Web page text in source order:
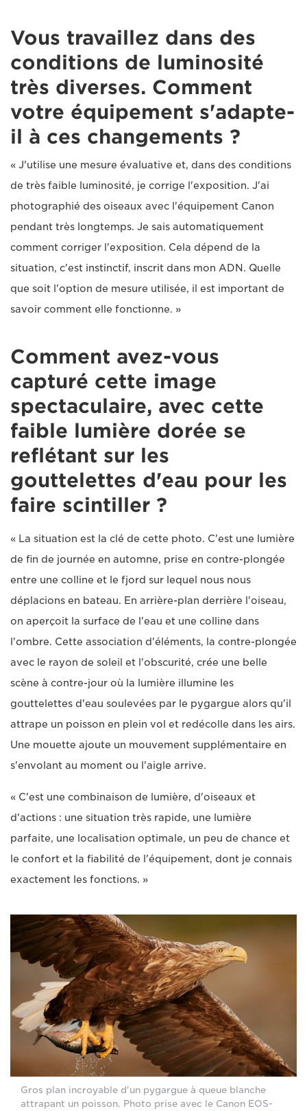
Vous travaillez dans des
conditions de luminosité
très diverses. Comment
votre équipement s'adapte-
il à ces changements ?
« J'utilise une mesure évaluative et, dans des conditions
de très faible luminosité, je corrige l'exposition. J'ai
photographié des oiseaux avec l'équipement Canon
pendant très longtemps. Je sais automatiquement
comment corriger l'exposition. Cela dépend de la
situation, c'est instinctif, inscrit dans mon ADN. Quelle
que soit l'option de mesure utilisée, il est important de
savoir comment elle fonctionne. »
Comment avez-vous
capturé cette image
spectaculaire, avec cette
faible lumière dorée se
reflétant sur les
gouttelettes d'eau pour les
faire scintiller ?
« La situation est la clé de cette photo. C'est une lumière
de fin de journée en automne, prise en contre-plongée
entre une colline et le fjord sur lequel nous nous
déplacions en bateau. En arrière-plan derrière l'oiseau,
on aperçoit la surface de l'eau et une colline dans
l'ombre. Cette association d'éléments, la contre-plongée
avec le rayon de soleil et l'obscurité, crée une belle
scène à contre-jour où la lumière illumine les
gouttelettes d'eau soulevées par le pygargue alors qu'il
attrape un poisson en plein vol et redécolle dans les airs.
Une mouette ajoute un mouvement supplémentaire en
s'envolant au moment ou l'aigle arrive.
« C'est une combinaison de lumière, d'oiseaux et
d'actions : une situation très rapide, une lumière
parfaite, une localisation optimale, un peu de chance et
le confort et la fiabilité de l'équipement, dont je connais
exactement les fonctions. »
Gros plan incroyable d'un pygargue à queue blanche
attrapant un poisson. Photo prise avec le Canon EOS-